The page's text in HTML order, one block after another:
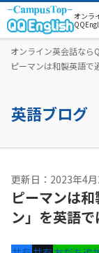
オンラ
オンライン英会話なら
ピーマンは和製英語で
英語ブログ
更新日：2023年4
ピーマンは
ン」を英語